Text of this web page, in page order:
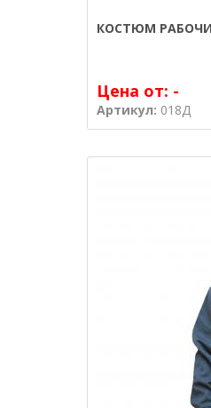
КОСТЮМ
Цена от: -
Артикул: 018Д